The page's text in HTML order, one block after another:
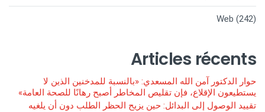
Web (242)
Articles récents
حوار الدكتور آمن الله المسعدي: «بالنسبة للمدخنين الذين لا
يستطيعون الإقلاع، فإن تقليص المخاطر أصبح رهانًا للصحة العامة»
تقييد الوصول إلى البدائل: حين يزيح الحظر الطلب دون أن يلغيه